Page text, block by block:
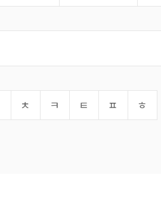
ㅊ ㅋ ㅌ ㅍ ㅎ